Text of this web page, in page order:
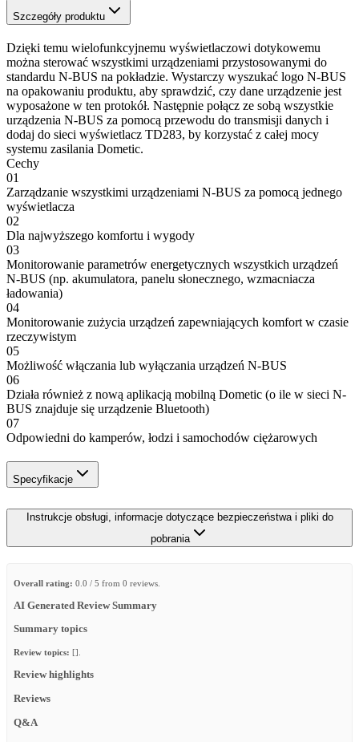
Szczegóły produktu
Dzięki temu wielofunkcyjnemu wyświetlaczowi dotykowemu
można sterować wszystkimi urządzeniami przystosowanymi do
standardu N-BUS na pokładzie. Wystarczy wyszukać logo N-BUS
na opakowaniu produktu, aby sprawdzić, czy dane urządzenie jest
wyposażone w ten protokół. Następnie połącz ze sobą wszystkie
urządzenia N-BUS za pomocą przewodu do transmisji danych i
dodaj do sieci wyświetlacz TD283, by korzystać z całej mocy
systemu zasilania Dometic.
Cechy
01
Zarządzanie wszystkimi urządzeniami N-BUS za pomocą jednego
wyświetlacza
02
Dla najwyższego komfortu i wygody
03
Monitorowanie parametrów energetycznych wszystkich urządzeń
N-BUS (np. akumulatora, panelu słonecznego, wzmacniacza
ładowania)
04
Monitorowanie zużycia urządzeń zapewniających komfort w czasie
rzeczywistym
05
Możliwość włączania lub wyłączania urządzeń N-BUS
06
Działa również z nową aplikacją mobilną Dometic (o ile w sieci N-
BUS znajduje się urządzenie Bluetooth)
07
Odpowiedni do kamperów, łodzi i samochodów ciężarowych
Specyfikacje
Instrukcje obsługi, informacje dotyczące bezpieczeństwa i pliki do
pobrania
Overall rating: 0.0 / 5 from 0 reviews.
AI Generated Review Summary
Summary topics
Review topics: [].
Review highlights
Reviews
Q&A